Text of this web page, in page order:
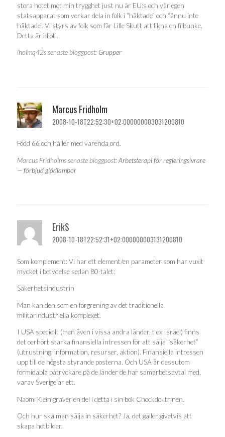
stora hotet mot min trygghet just nu är EU:s och vår egen
statsapparat som verkar dela in folk i “häktade” och “ännu inte
häktade”. Vi styrs av folk som får Lille Skutt att likna en filbunke.
Detta är idioti.
lholmq42s senaste bloggpost: Grupper
Marcus Fridholm
2008-10-18T22:52:30+02:000000003031200810
Född 66 och håller med varenda ord.
Marcus Fridholms senaste bloggpost:Arbetsterapi för regleringsivrare
— förbjud glödlampor
ErikS
2008-10-18T22:52:31+02:000000003131200810
Som komplement: Vi har ett element/en parameter som har vuxit
mycket i betydelse sedan 80-talet:
Säkerhetsindustrin
Man kan den som en förgrening av det traditionella
militärindustriella komplexet.
I USA speciellt (men även i vissa andra länder, t ex Israel) finns
det oerhört starka finansiella intressen för att sälja “säkerhet”
(utrustning, information, resurser, aktion). Finansiella intressen
upp till de högsta styrande posterna. Och USA är dessutom
formidabla påtryckare på de länder de har samarbetsavtal med,
varav Sverige är ett.
Naomi Klein gräver en del i detta i sin bok Chockdoktrinen.
Och hur ska man sälja in säkerhet? Ja, det gäller givetvis att
skapa hotbilder.